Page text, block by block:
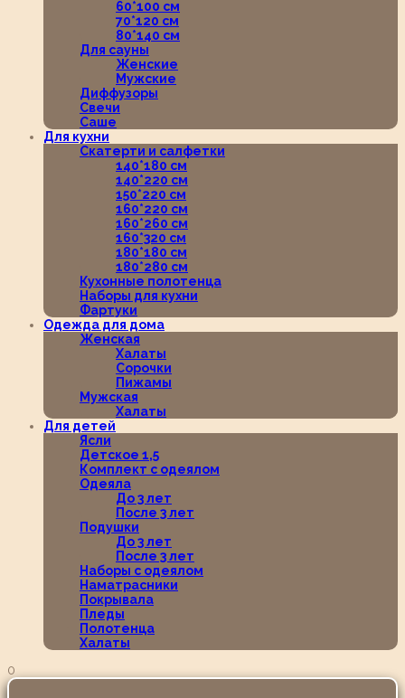
60*100 см
70*120 см
80*140 см
Для сауны
Женские
Мужские
Диффузоры
Свечи
Саше
Для кухни
Скатерти и салфетки
140*180 см
140*220 см
150*220 см
160*220 см
160*260 см
160*320 см
180*180 см
180*280 см
Кухонные полотенца
Наборы для кухни
Фартуки
Одежда для дома
Женская
Халаты
Сорочки
Пижамы
Мужская
Халаты
Для детей
Ясли
Детское 1,5
Комплект с одеялом
Одеяла
До 3 лет
После 3 лет
Подушки
До 3 лет
После 3 лет
Наборы с одеялом
Наматрасники
Покрывала
Пледы
Полотенца
Халаты
0